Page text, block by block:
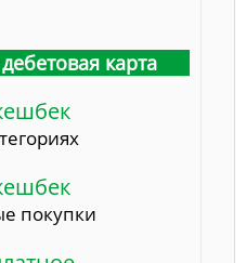
карта
покупки